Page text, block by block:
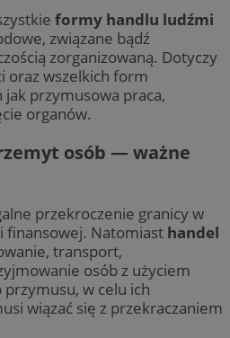
formy handlu ludźmi
związane bądź
zorganizowaną. Dotyczy
oraz wszelkich form
przymusowa praca,
organów.
osób — ważne
przekroczenie granicy w
finansowej. Natomiast handel
transport,
osób z użyciem
w celu ich
wiązać się z przekraczaniem